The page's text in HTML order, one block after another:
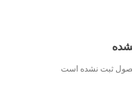
ثبت نشده است